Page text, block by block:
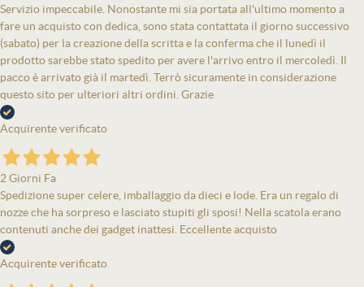
Servizio impeccabile. Nonostante mi sia portata all'ultimo momento a
fare un acquisto con dedica, sono stata contattata il giorno successivo
(sabato) per la creazione della scritta e la conferma che il lunedì il
prodotto sarebbe stato spedito per avere l'arrivo entro il mercoledì. Il
pacco è arrivato già il martedì. Terrò sicuramente in considerazione
questo sito per ulteriori altri ordini. Grazie
Acquirente verificato
2 Giorni Fa
Spedizione super celere, imballaggio da dieci e lode. Era un regalo di
nozze che ha sorpreso e lasciato stupiti gli sposi! Nella scatola erano
contenuti anche dei gadget inattesi. Eccellente acquisto
Acquirente verificato